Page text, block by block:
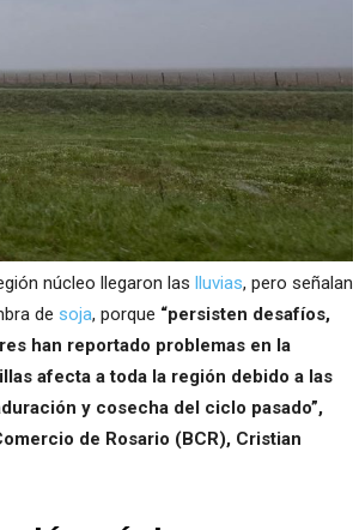
núcleo llegaron las lluvias, pero señalan
de soja, porque “persisten desafíos,
han reportado problemas en la
afecta a toda la región debido a las
y cosecha del ciclo pasado”,
de Rosario (BCR), Cristian